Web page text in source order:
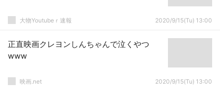
大物Youtubeｒ速報 2020/9/15(Tu) 13:00
正直映画クレヨンしんちゃんで泣くやつ
www
映画.net 2020/9/15(Tu) 13:00